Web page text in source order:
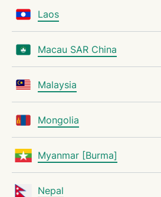
Laos
Macau SAR China
Malaysia
Mongolia
Myanmar [Burma]
Nepal